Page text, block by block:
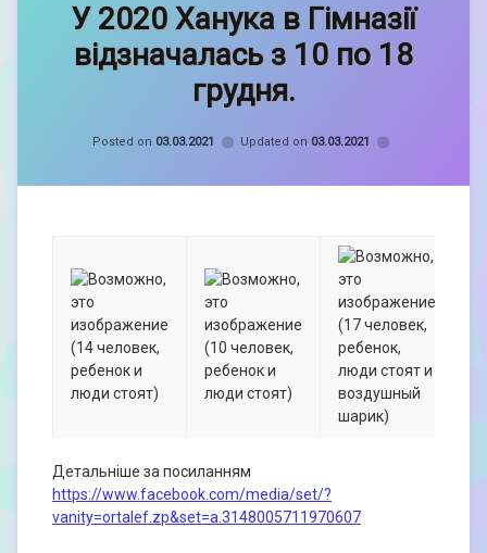
У 2020 Ханука в Гімназії
відзначалась з 10 по 18
грудня.
Posted on 03.03.2021 Updated on 03.03.2021
Детальніше за посиланням
https://www.facebook.com/media/set/?
vanity=ortalef.zp&set=a.3148005711970607